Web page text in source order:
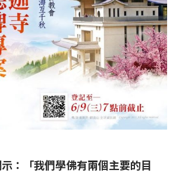
：「我們學佛有兩個主要的目